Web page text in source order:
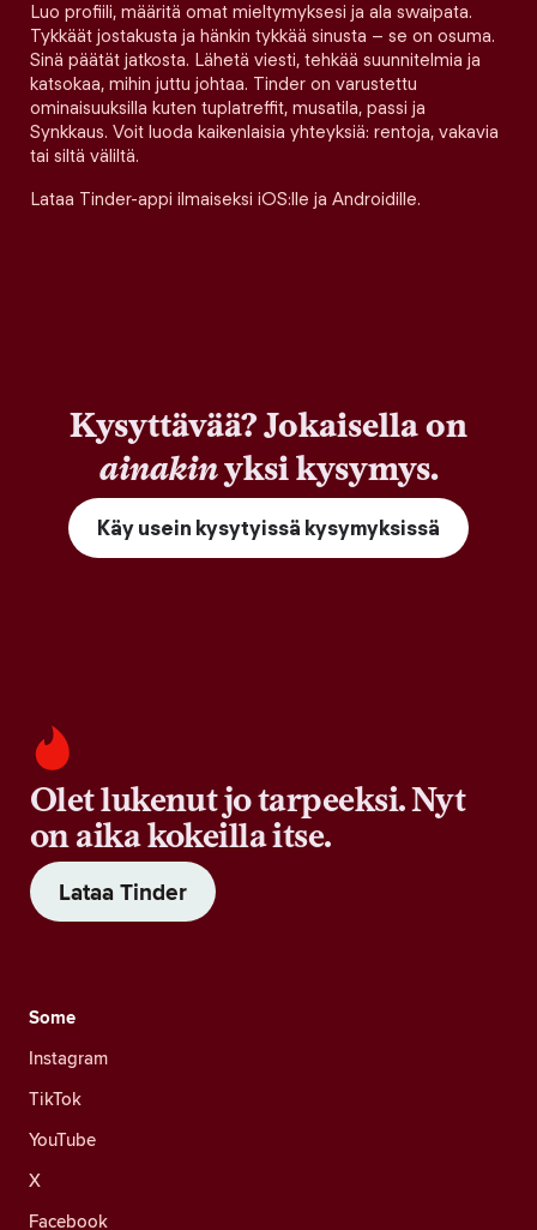
Luo profiili, määritä omat mieltymyksesi ja ala swaipata.
Tykkäät jostakusta ja hänkin tykkää sinusta – se on osuma.
Sinä päätät jatkosta. Lähetä viesti, tehkää suunnitelmia ja
katsokaa, mihin juttu johtaa. Tinder on varustettu
ominaisuuksilla kuten tuplatreffit, musatila, passi ja
Synkkaus. Voit luoda kaikenlaisia yhteyksiä: rentoja, vakavia
tai siltä väliltä.
Lataa Tinder-appi ilmaiseksi iOS:lle ja Androidille.
Kysyttävää? Jokaisella on
ainakinyksi kysymys.
Käy usein kysytyissä kysymyksissä
Olet lukenut jo tarpeeksi. Nyt
on aika kokeilla itse.
Lataa Tinder
Some
Instagram
TikTok
YouTube
X
Facebook